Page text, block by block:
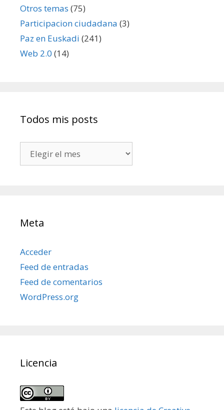
Otros temas (75)
Participacion ciudadana (3)
Paz en Euskadi (241)
Web 2.0 (14)
Todos mis posts
mis
Meta
Acceder
Feed de entradas
Feed de comentarios
WordPress.org
Licencia